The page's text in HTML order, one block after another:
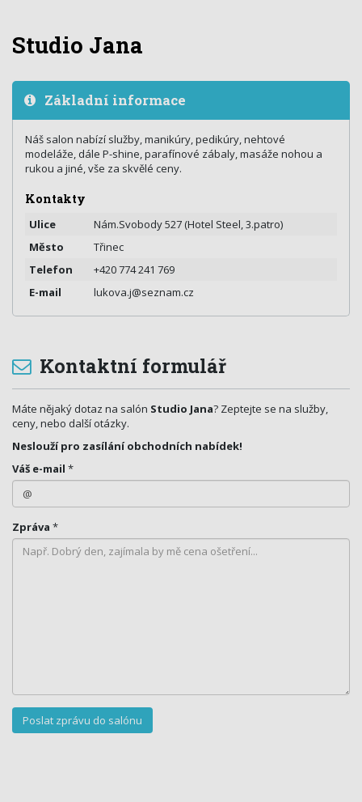
Studio Jana
Základní informace
Náš salon nabízí služby, manikúry, pedikúry, nehtové
modeláže, dále P-shine, parafínové zábaly, masáže nohou a
rukou a jiné, vše za skvělé ceny.
Kontakty
Ulice
Nám.Svobody 527 (Hotel Steel, 3.patro)
Město
Třinec
Telefon
+420 774 241 769
E-mail
lukova.j@seznam.cz
Kontaktní formulář
Máte nějaký dotaz na salón Studio Jana? Zeptejte se na služby,
ceny, nebo další otázky.
Neslouží pro zasílání obchodních nabídek!
Váš e-mail *
Zpráva *